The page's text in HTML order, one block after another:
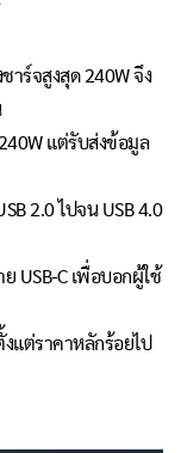
าร์จสูงสุด 240W จึง
แต่รับส่งข้อมูล
2.0 ไปจน USB 4.0
USB-C เพื่อบอกผู้ใช้
แต่ราคาหลักร้อยไป